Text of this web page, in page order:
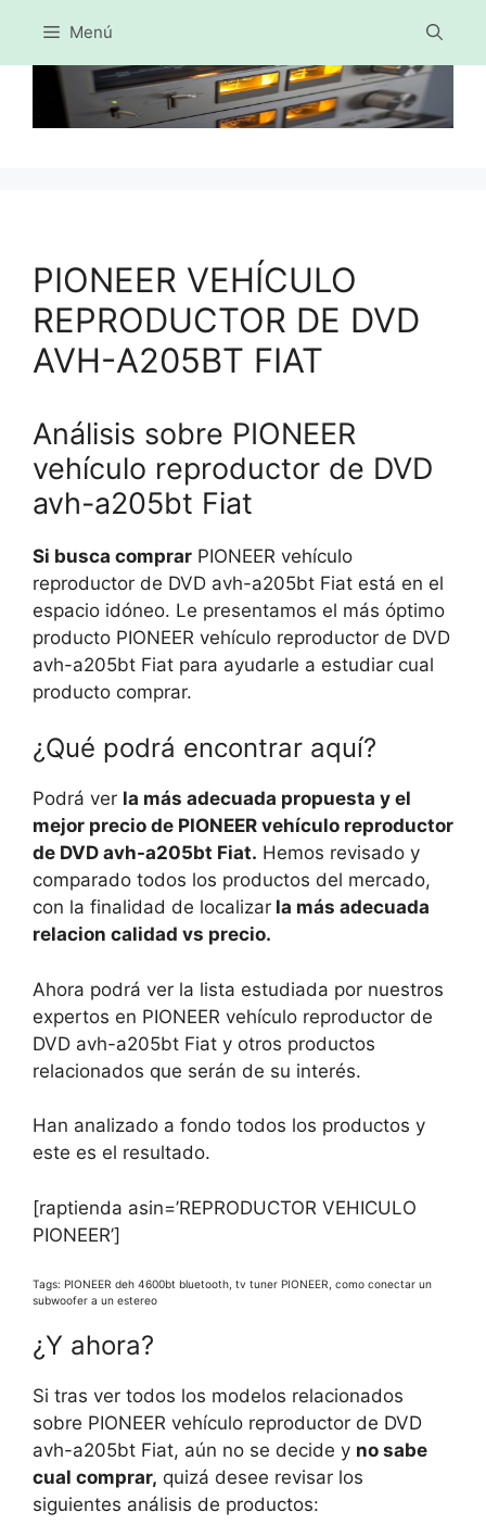
Saltar
al
contenido
Menú
PIONEER VEHÍCULO
REPRODUCTOR DE DVD
AVH-A205BT FIAT
Análisis sobre PIONEER
vehículo reproductor de DVD
avh-a205bt Fiat
Si busca comprar PIONEER vehículo
reproductor de DVD avh-a205bt Fiat está en el
espacio idóneo. Le presentamos el más óptimo
producto PIONEER vehículo reproductor de DVD
avh-a205bt Fiat para ayudarle a estudiar cual
producto comprar.
¿Qué podrá encontrar aquí?
Podrá ver la más adecuada propuesta y el
mejor precio de PIONEER vehículo reproductor
de DVD avh-a205bt Fiat. Hemos revisado y
comparado todos los productos del mercado,
con la finalidad de localizar la más adecuada
relacion calidad vs precio.
Ahora podrá ver la lista estudiada por nuestros
expertos en PIONEER vehículo reproductor de
DVD avh-a205bt Fiat y otros productos
relacionados que serán de su interés.
Han analizado a fondo todos los productos y
este es el resultado.
[raptienda asin=’REPRODUCTOR VEHICULO
PIONEER’]
Tags: PIONEER deh 4600bt bluetooth, tv tuner PIONEER, como conectar un
subwoofer a un estereo
¿Y ahora?
Si tras ver todos los modelos relacionados
sobre PIONEER vehículo reproductor de DVD
avh-a205bt Fiat, aún no se decide y no sabe
cual comprar, quizá desee revisar los
siguientes análisis de productos: